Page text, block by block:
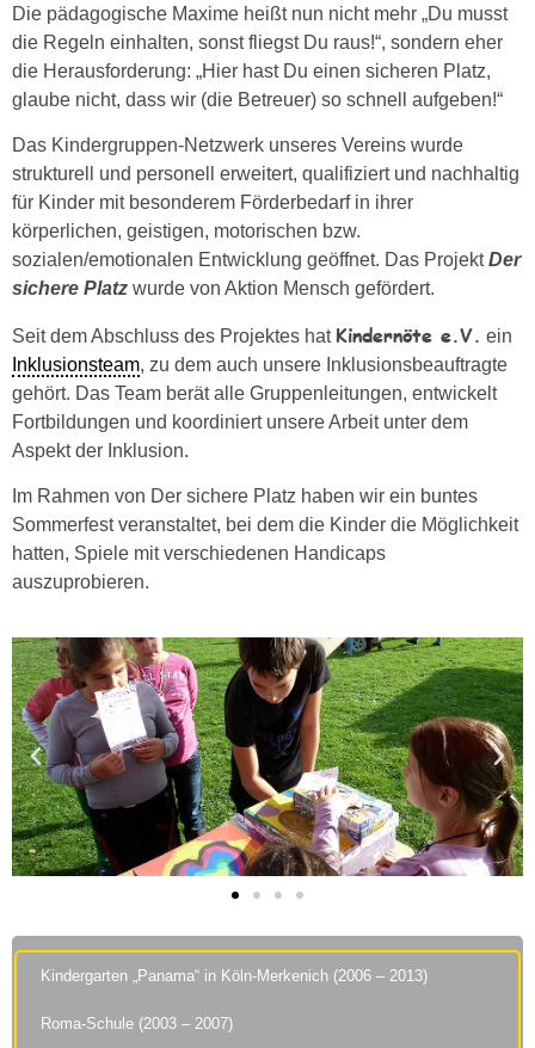
Die pädagogische Maxime heißt nun nicht mehr „Du musst
die Regeln einhalten, sonst fliegst Du raus!“, sondern eher
die Herausforderung: „Hier hast Du einen sicheren Platz,
glaube nicht, dass wir (die Betreuer) so schnell aufgeben!“
Das Kindergruppen-Netzwerk unseres Vereins wurde
strukturell und personell erweitert, qualifiziert und nachhaltig
für Kinder mit besonderem Förderbedarf in ihrer
körperlichen, geistigen, motorischen bzw.
sozialen/emotionalen Entwicklung geöffnet. Das ProjektDer
sichere Platz wurde von Aktion Mensch gefördert.
Seit dem Abschluss des Projektes hatKindernöte e.V. ein
Inklusionsteam, zu dem auch unsere Inklusionsbeauftragte
gehört. Das Team berät alle Gruppenleitungen, entwickelt
Fortbildungen und koordiniert unsere Arbeit unter dem
Aspekt der Inklusion.
Im Rahmen von Der sichere Platz haben wir ein buntes
Sommerfest veranstaltet, bei dem die Kinder die Möglichkeit
hatten, Spiele mit verschiedenen Handicaps
auszuprobieren.
Kindergarten „Panama“ in Köln-Merkenich (2006 – 2013)
Roma-Schule (2003 – 2007)